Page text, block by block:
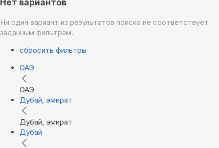
Нет вариантов
Ни один вариант из результатов поиска не соответствует
заданным фильтрам.
сбросить фильтры
ОАЭ
ОАЭ
Дубай, эмират
Дубай, эмират
Дубай